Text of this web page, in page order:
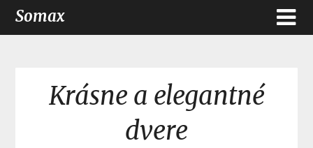
Somax
Krásne a elegantné
dvere